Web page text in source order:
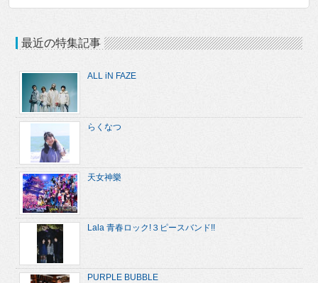
最近の特集記事
ALL iN FAZE
らくなつ
天女神樂
Lala 青春ロック!３ピースバンド!!
PURPLE BUBBLE